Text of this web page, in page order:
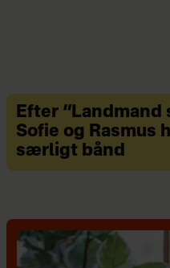
Efter
Sofie og Rasmus
særligt bånd